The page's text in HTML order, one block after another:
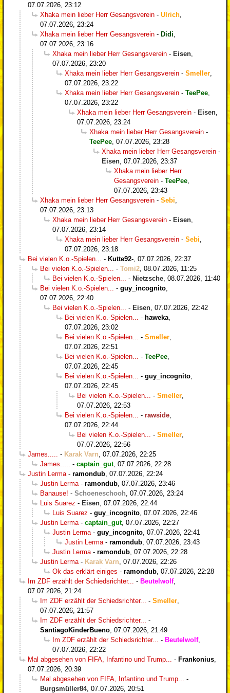
07.07.2026, 23:12
Xhaka mein lieber Herr Gesangsverein - Ulrich
07.07.2026, 23:24
Xhaka mein lieber Herr Gesangsverein - Didi
07.07.2026, 23:16
Xhaka mein lieber Herr Gesangsverein - Eisen
07.07.2026, 23:20
Xhaka mein lieber Herr Gesangsverein - Smeller
07.07.2026, 23:22
Xhaka mein lieber Herr Gesangsverein - TeePee
07.07.2026, 23:22
Xhaka mein lieber Herr Gesangsverein - Eisen
07.07.2026, 23:24
Xhaka mein lieber Herr Gesangsverein -
TeePee 07.07.2026, 23:28
Xhaka mein lieber Herr Gesangsverein -
Eisen 07.07.2026, 23:37
Xhaka mein lieber Herr
Gesangsverein - TeePee
07.07.2026, 23:43
Xhaka mein lieber Herr Gesangsverein - Sebi
07.07.2026, 23:13
Xhaka mein lieber Herr Gesangsverein - Eisen
07.07.2026, 23:14
Xhaka mein lieber Herr Gesangsverein - Sebi
07.07.2026, 23:18
Bei vielen K.o.-Spielen...
- Kutte92- 07.07.2026, 22:37
Bei vielen K.o.-Spielen...
- Tomi2 08.07.2026, 11:25
Bei vielen K.o.-Spielen...
- Nietzsche 08.07.2026, 11:40
Bei vielen K.o.-Spielen...
- guy_incognito
07.07.2026, 22:40
Bei vielen K.o.-Spielen...
- Eisen 07.07.2026, 22:42
Bei vielen K.o.-Spielen...
- haweka
07.07.2026, 23:02
Bei vielen K.o.-Spielen...
- Smeller
07.07.2026, 22:51
Bei vielen K.o.-Spielen...
- TeePee
07.07.2026, 22:45
Bei vielen K.o.-Spielen...
- guy_incognito
07.07.2026, 22:45
Bei vielen K.o.-Spielen...
- Smeller
07.07.2026, 22:53
Bei vielen K.o.-Spielen...
- rawside
07.07.2026, 22:44
Bei vielen K.o.-Spielen...
- Smeller
07.07.2026, 22:56
James.....
- Karak Varn 07.07.2026, 22:25
James.....
- captain_gut, 07.07.2026, 22:28
Justin Lerma - ramondub 07.07.2026, 22:24
Justin Lerma - ramondub 07.07.2026, 23:46
Banause! - Schoeneschooh 07.07.2026, 23:24
Luis Suarez - Eisen 07.07.2026, 22:44
Luis Suarez - guy_incognito 07.07.2026, 22:46
Justin Lerma - captain_gut, 07.07.2026, 22:27
Justin Lerma - guy_incognito 07.07.2026, 22:41
Justin Lerma - ramondub 07.07.2026, 23:43
Justin Lerma - ramondub 07.07.2026, 22:28
Justin Lerma - Karak Varn 07.07.2026, 22:26
Ok das erklärt einiges - ramondub 07.07.2026, 22:28
Im ZDF erzählt der Schiedsrichter...
- Beutelwolf,
07.07.2026, 21:24
Im ZDF erzählt der Schiedsrichter...
- Smeller
07.07.2026, 21:57
Im ZDF erzählt der Schiedsrichter...
-
SantiagoKinderBueno 07.07.2026, 21:49
Im ZDF erzählt der Schiedsrichter...
- Beutelwolf,
07.07.2026, 22:22
Mal abgesehen von FIFA, Infantino und Trump...
- Frankonius
07.07.2026, 20:39
Mal abgesehen von FIFA, Infantino und Trump...
-
Burgsmüller84, 07.07.2026, 20:51